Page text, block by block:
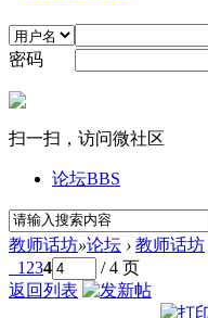
密码
扫一扫，访问微社区
论坛BBS
教师话坊»论坛 › 教师话坊
1 234
/ 4 页
返回列表